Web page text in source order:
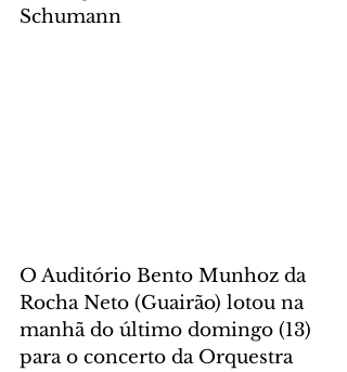
Schumann
O Auditório Bento Munhoz da
Rocha Neto (Guairão) lotou na
manhã do último domingo (13)
para o concerto da Orquestra